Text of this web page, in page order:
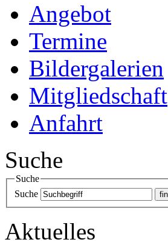
Angebot
Termine
Bildergalerien
Mitgliedschaft
Anfahrt
Suche
Suche
Suche
Aktuelles